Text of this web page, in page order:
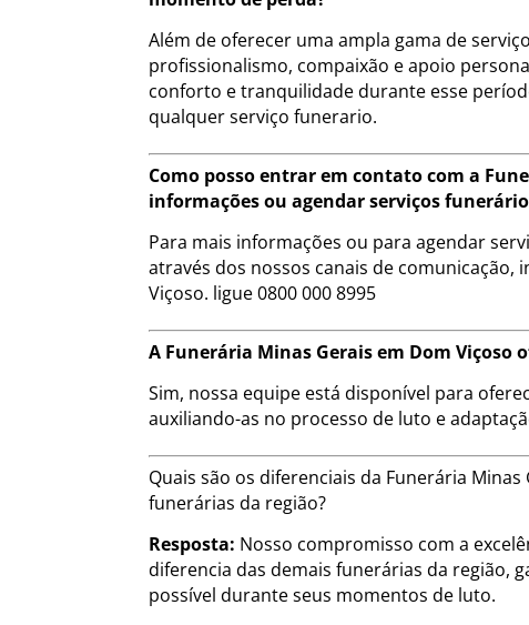
Além de oferecer uma ampla gama de
profissionalismo, compaixão e apoio
conforto e tranquilidade durante esse
qualquer serviço funerario.
Como posso entrar em contato com a
informações ou agendar serviços
Para mais informações ou para agendar
através dos nossos canais de
Viçoso. ligue 0800 000 8995
A Funerária Minas Gerais em Dom Viçoso
Sim, nossa equipe está disponível para
auxiliando-as no processo de luto e
Quais são os diferenciais da Funerária
funerárias da região?
Resposta: Nosso compromisso com a
diferencia das demais funerárias da região,
possível durante seus momentos de luto.